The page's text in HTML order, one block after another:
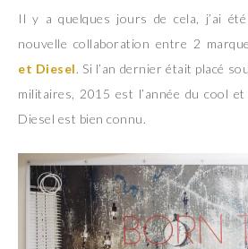
Il y a quelques jours de cela, j’ai
nouvelle collaboration entre 2
et Diesel. Si l’an dernier était placé
militaires, 2015 est l’année du cool et
Diesel est bien connu.